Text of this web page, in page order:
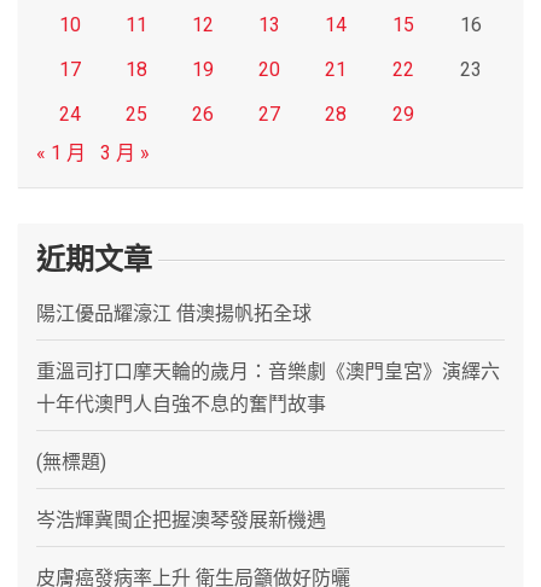
10
11 12 13 14 15
16
17
18 19 20 21 22
23
24
25 26 27 28
29
« 1 月
3 月 »
近期文章
陽江優品耀濠江 借澳揚帆拓全球
重溫司打口摩天輪的歲月：音樂劇《澳門皇宮》演繹六
十年代澳門人自強不息的奮鬥故事
(無標題)
岑浩輝冀閩企把握澳琴發展新機遇
皮膚癌發病率上升 衛生局籲做好防曬